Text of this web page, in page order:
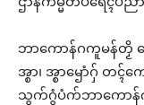
ဘာကောန်ဂကူမန်တၟိ
အ္စာ၊ အ္စာၝောံဂှ်
သွက်ဂွံပံက်ဘာကောန်ဂ